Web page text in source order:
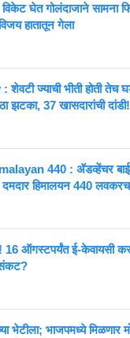
घेत गोलंदाजाने सामना
हातातून गेला
ज्याची भीती होती तेच
झटका, 37 खासदारांची दांडी!
440 : ॲडव्हेंचर
दमदार हिमालयन 440 लवकरच
ऑगस्टपर्यंत ई-केवायसी
भेटीला; भाजपमध्ये मिळणार